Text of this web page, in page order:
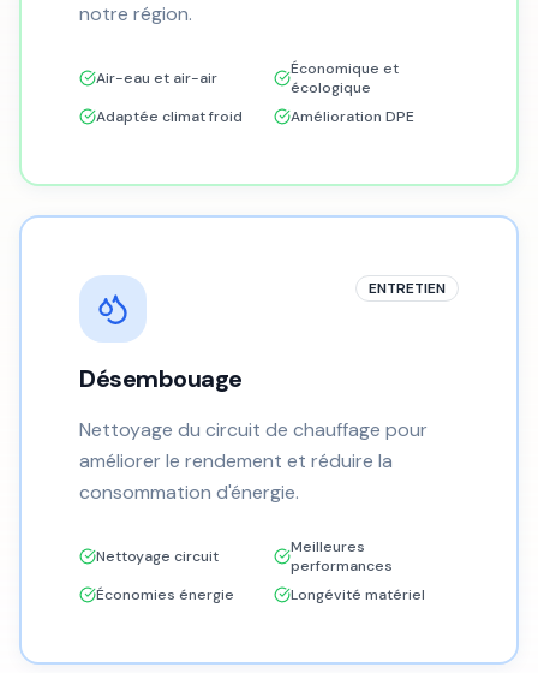
notre région.
Air-eau et air-air
Économique et
écologique
Adaptée climat froid
Amélioration DPE
ENTRETIEN
Désembouage
Nettoyage du circuit de chauffage pour
améliorer le rendement et réduire la
consommation d'énergie.
Nettoyage circuit
Meilleures
performances
Économies énergie
Longévité matériel